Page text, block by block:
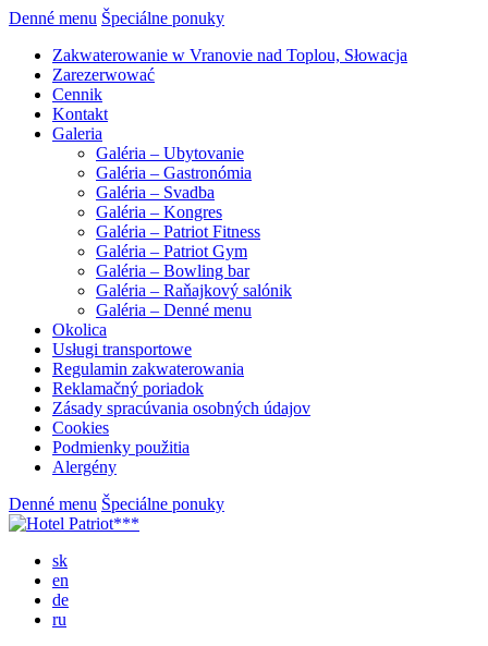
Denné menu Špeciálne ponuky
Zakwaterowanie w Vranovie nad Toplou, Słowacja
Zarezerwować
Cennik
Kontakt
Galeria
Galéria – Ubytovanie
Galéria – Gastronómia
Galéria – Svadba
Galéria – Kongres
Galéria – Patriot Fitness
Galéria – Patriot Gym
Galéria – Bowling bar
Galéria – Raňajkový salónik
Galéria – Denné menu
Okolica
Usługi transportowe
Regulamin zakwaterowania
Reklamačný poriadok
Zásady spracúvania osobných údajov
Cookies
Podmienky použitia
Alergény
Denné menu Špeciálne ponuky
sk
en
de
ru